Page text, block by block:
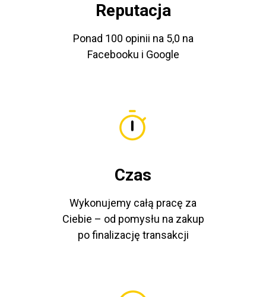
Reputacja
Ponad 100 opinii na 5,0 na
Facebooku i Google
Czas
Wykonujemy całą pracę za
Ciebie – od pomysłu na zakup
po finalizację transakcji